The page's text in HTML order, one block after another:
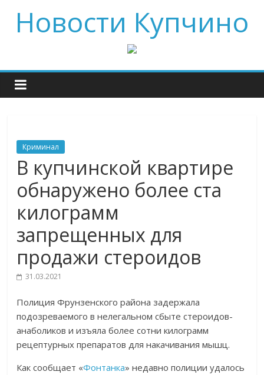
Новости Купчино
Криминал
В купчинской квартире
обнаружено более ста
килограмм
запрещенных для
продажи стероидов
31.03.2021
Полиция Фрунзенского района задержала
подозреваемого в нелегальном сбыте стероидов-
анаболиков и изъяла более сотни килограмм
рецептурных препаратов для накачивания мышц.
Как сообщает «Фонтанка» недавно полиции удалось